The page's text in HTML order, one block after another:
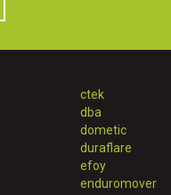
ctek
dba
dometic
duraflare
efoy
enduromover